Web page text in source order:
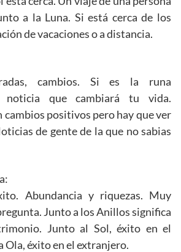
a la Luna. Si está cerca de los
de vacaciones o a distancia.
cambios. Si es la runa
noticia que cambiará tu vida.
positivos pero hay que ver
de gente de la que no sabias
Abundancia y riquezas. Muy
Junto a los Anillos significa
Junto al Sol, éxito en el
Ola, éxito en el extranjero.